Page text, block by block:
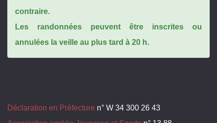
contraire.
Les randonnées peuvent être inscrites ou
annulées la veille au plus tard à 20 h.
Déclaration en Préfecture n° W 34 300 26 43